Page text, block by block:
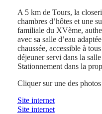
A 5 km de Tours, la
chambres d’hôtes et une
familiale du XVème,
avec sa salle d’eau
chaussée, accessible à
déjeuner servi dans la
Stationnement dans la
Cliquer sur une des
Site internet
Site internet